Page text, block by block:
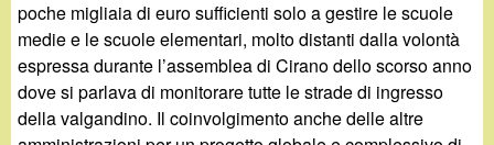
poche migliaia di euro sufficienti solo a gestire le scuole
medie e le scuole elementari, molto distanti dalla volontà
espressa durante l’assemblea di Cirano dello scorso anno
dove si parlava di monitorare tutte le strade di ingresso
della valgandino. Il coinvolgimento anche delle altre